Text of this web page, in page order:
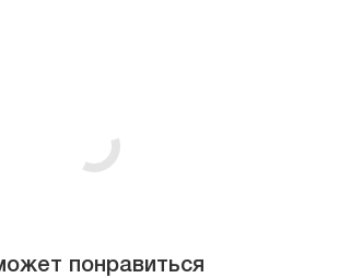
понравиться